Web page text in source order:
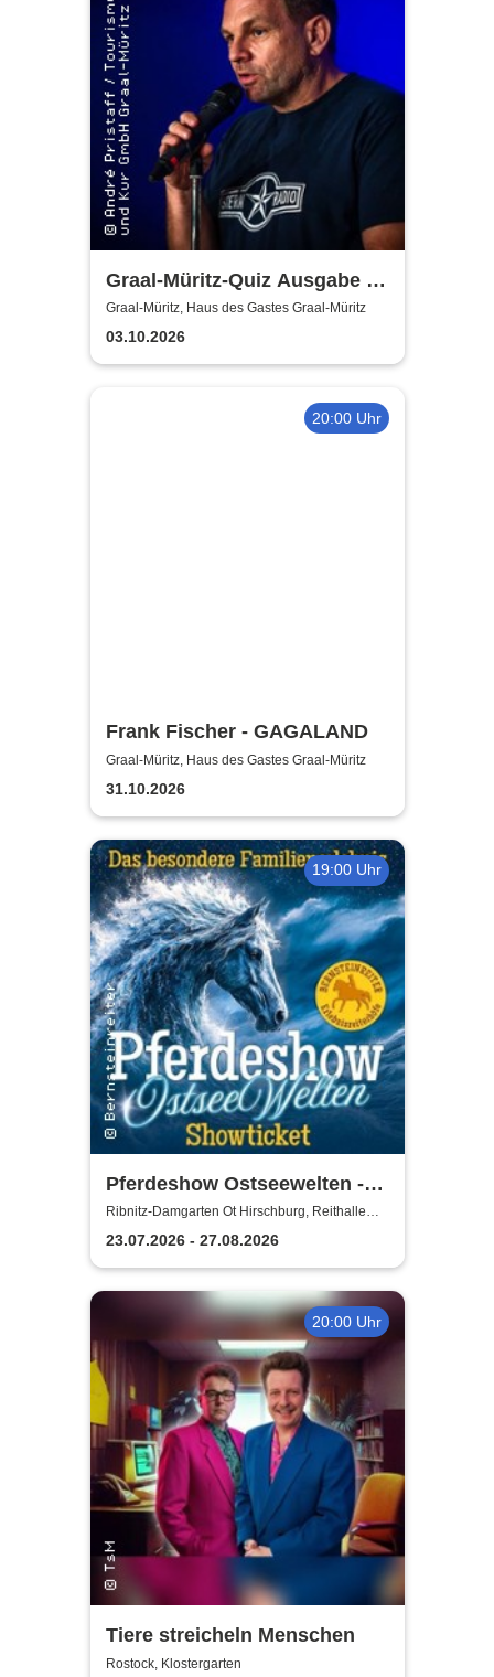
Graal-Müritz-Quiz Ausgabe #
8 | Moderation: Dominik
Bartels
Graal-Müritz, Haus des Gastes Graal-Müritz
03.10.2026
20:00 Uhr
Frank Fischer - GAGALAND
Graal-Müritz, Haus des Gastes Graal-Müritz
31.10.2026
19:00 Uhr
Pferdeshow Ostseewelten -
Reithalle Hirschburg
Ribnitz-Damgarten Ot Hirschburg, Reithalle
Hirschburg
23.07.2026 - 27.08.2026
20:00 Uhr
Tiere streicheln Menschen
Rostock, Klostergarten